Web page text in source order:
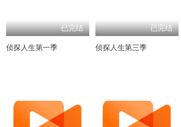
已完结
侦探人生第一季
已完结
侦探人生第三季